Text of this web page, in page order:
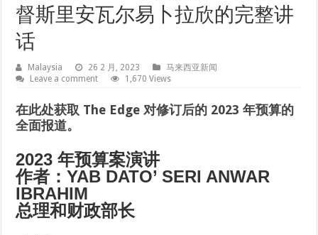
督斯里安瓦尔易卜拉欣的完整讲
话
Malaysia 26 2 月, 2023
马来西亚新闻
Leave a comment
1,670 Views
在此处获取 The Edge 对修订后的 2023 年预算的
全面报道。
2023 年预算案演讲
作者：YAB DATO’ SERI ANWAR
IBRAHIM
总理和财政部长